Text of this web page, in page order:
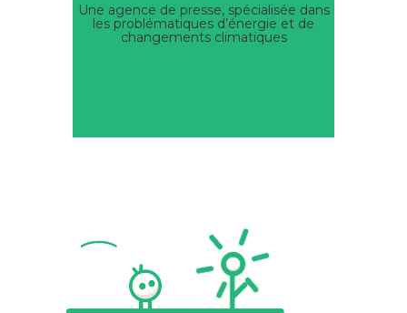
Une agence de presse, spécialisée dans
les problématiques d’énergie et de
changements climatiques